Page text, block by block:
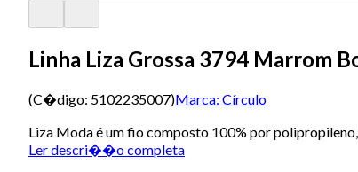
Linha Liza Grossa 3794 Marrom
(C�digo: 5102235007)Marca: Círculo
Liza Moda é um fio composto 100% por
Ler descri��o completa